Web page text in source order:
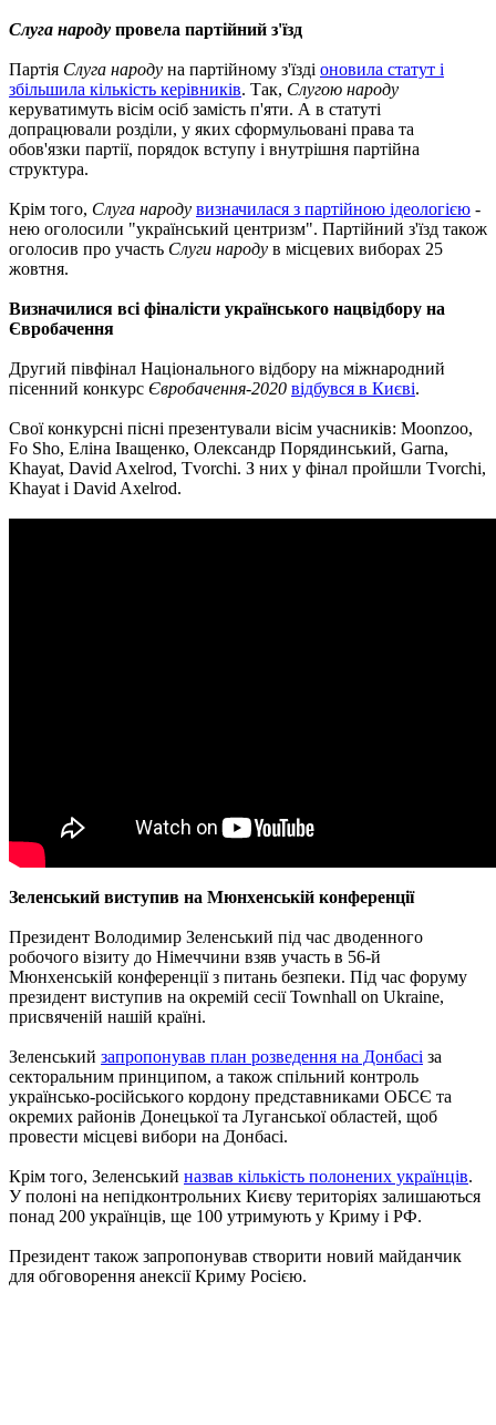
Слуга народу провела партійний з'їзд
Партія Слуга народу на партійному з'їзді оновила статут і
збільшила кількість керівників. Так, Слугою народу
керуватимуть вісім осіб замість п'яти. А в статуті
допрацювали розділи, у яких сформульовані права та
обов'язки партії, порядок вступу і внутрішня партійна
структура.
Крім того, Слуга народу визначилася з партійною ідеологією -
нею оголосили "український центризм". Партійний з'їзд також
оголосив про участь Слуги народу в місцевих виборах 25
жовтня.
Визначилися всі фіналісти українського нацвідбору на
Євробачення
Другий півфінал Національного відбору на міжнародний
пісенний конкурс Євробачення-2020 відбувся в Києві.
Свої конкурсні пісні презентували вісім учасників: Moonzoo,
Fo Sho, Еліна Іващенко, Олександр Порядинський, Garna,
Khayat, David Axelrod, Tvorchi. З них у фінал пройшли Tvorchi,
Khayat і David Axelrod.
Зеленський виступив на Мюнхенській конференції
Президент Володимир Зеленський під час дводенного
робочого візиту до Німеччини взяв участь в 56-й
Мюнхенській конференції з питань безпеки. Під час форуму
президент виступив на окремій сесії Townhall on Ukraine,
присвяченій нашій країні.
Зеленський запропонував план розведення на Донбасі за
секторальним принципом, а також спільний контроль
українсько-російського кордону представниками ОБСЄ та
окремих районів Донецької та Луганської областей, щоб
провести місцеві вибори на Донбасі.
Крім того, Зеленський назвав кількість полонених українців.
У полоні на непідконтрольних Києву територіях залишаються
понад 200 українців, ще 100 утримують у Криму і РФ.
Президент також запропонував створити новий майданчик
для обговорення анексії Криму Росією.